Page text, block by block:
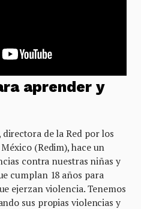
aprender y
de la Red por los
(Redim), hace un
contra nuestras niñas y
cumplan 18 años para
ejerzan violencia. Tenemos
sus propias violencias y